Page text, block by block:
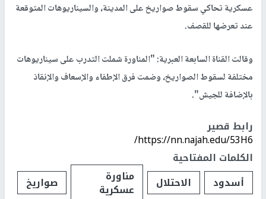
عسكرية تحاكي سقوط صواريخ على المدينة، والسيناريوهات المتوقعة
عند تعرضها للقصف.
وقالت القناة السابعة العبرية: "المناورة شملت التدرب على سيناريوهات
مختلفة لسقوط الصواريخ، وضمت فرق الإطفاء والإسعاف والإنقاذ
بالإضافة للجيش".
رابط قصير
https://nn.najah.edu/53H6/
الكلمات المفتاحية
أسدود
الاحتلال مناورة
عسكرية صواريخ